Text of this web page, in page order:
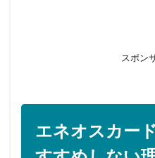
スポン
エネオスカー